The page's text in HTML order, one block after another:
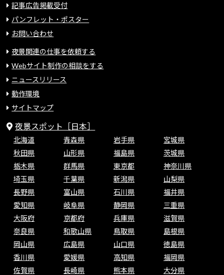
記事広告掲載受付
パンフレット・ポスター
お問い合わせ
夜景関連の仕事を依頼する
Webサイト制作の相談をする
ニュースリリース
動作環境
サイトマップ
夜景スポット［日本］
北海道 青森県 岩手県
宮城県
秋田県
山形県 福島県
茨城県
栃木県
群馬県 東京都
神奈川県
埼玉県
千葉県 新潟県
山梨県
長野県
富山県 石川県
福井県
愛知県
岐阜県 静岡県
三重県
大阪府
京都府 兵庫県
滋賀県
奈良県
和歌山県 鳥取県
島根県
岡山県
広島県 山口県
徳島県
香川県
愛媛県 高知県
福岡県
佐賀県
長崎県 熊本県
大分県